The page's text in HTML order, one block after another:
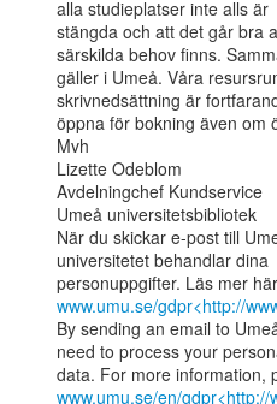
alla studieplatser inte alls är
stängda och att det går bra
särskilda behov finns.
gäller i Umeå. Våra
skrivnedsättning är
öppna för bokning även om
Mvh
Lizette Odeblom
Avdelningchef Kundservice
Umeå universitetsbibliotek
När du skickar e-post till
universitetet behandlar dina
www.umu.se/gdpr<http://
By sending an email to
need to process your
www.umu.se/en/gdpr<http://